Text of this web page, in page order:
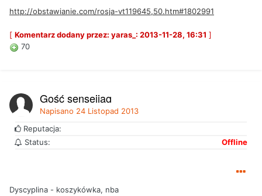
http://obstawianie.com/rosja-vt119645,50.htm#1802991
[ Komentarz dodany przez: yaras_: 2013-11-28, 16:31 ]
70
Gość sensejjag
Napisano 24 Listopad 2013
Reputacja:
Status:
Offline
Dyscyplina - koszykówka, nba